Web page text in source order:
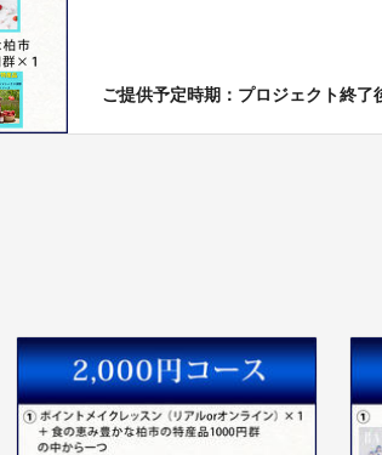
ご提供予定時期：プロジェクト終了